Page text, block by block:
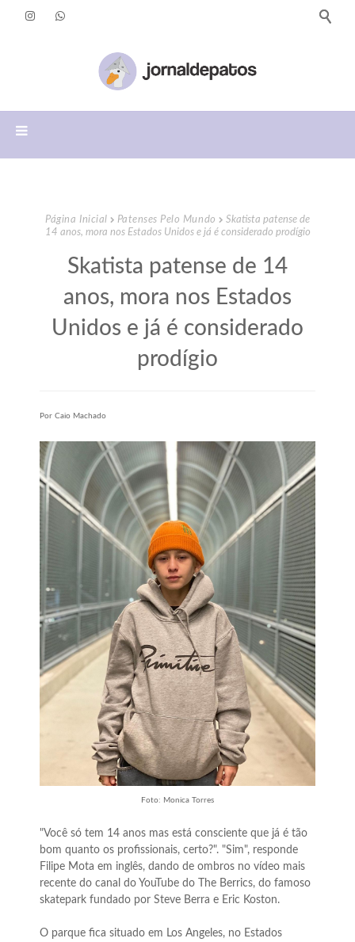
Página Inicial Patenses Pelo Mundo
Skatista patense de
14 anos, mora nos Estados Unidos e já é considerado prodígio
Skatista patense de 14
anos, mora nos Estados
Unidos e já é considerado
prodígio
Por Caio Machado
Foto: Monica Torres
"Você só tem 14 anos mas está consciente que já é tão
bom quanto os profissionais, certo?". "Sim", responde
Filipe Mota em inglês, dando de ombros no vídeo mais
recente do canal do YouTube do The Berrics, do famoso
skatepark fundado por Steve Berra e Eric Koston.
O parque fica situado em Los Angeles, no Estados